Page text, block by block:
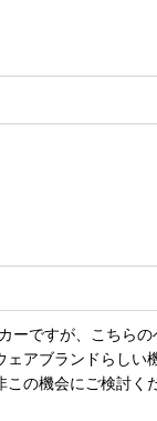
ですが、こちら
アブランドらし
の機会にご検討く